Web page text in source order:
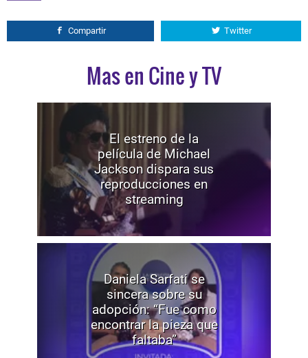
Compartir Twitter
Mas en Cine y TV
El estreno de la
película de Michael
Jackson dispara sus
reproducciones en
streaming
Daniela Sarfati se
sincera sobre su
adopción: “Fue como
encontrar la pieza que
faltaba”